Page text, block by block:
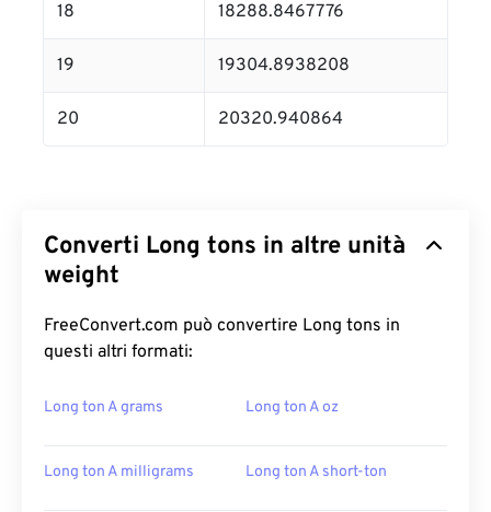
18 18288.8467776
19 19304.8938208
20 20320.940864
Converti Long tons in altre unità
weight
FreeConvert.com può convertire Long tons in
questi altri formati:
Long ton A grams Long ton A oz
Long ton A milligrams Long ton A short-ton